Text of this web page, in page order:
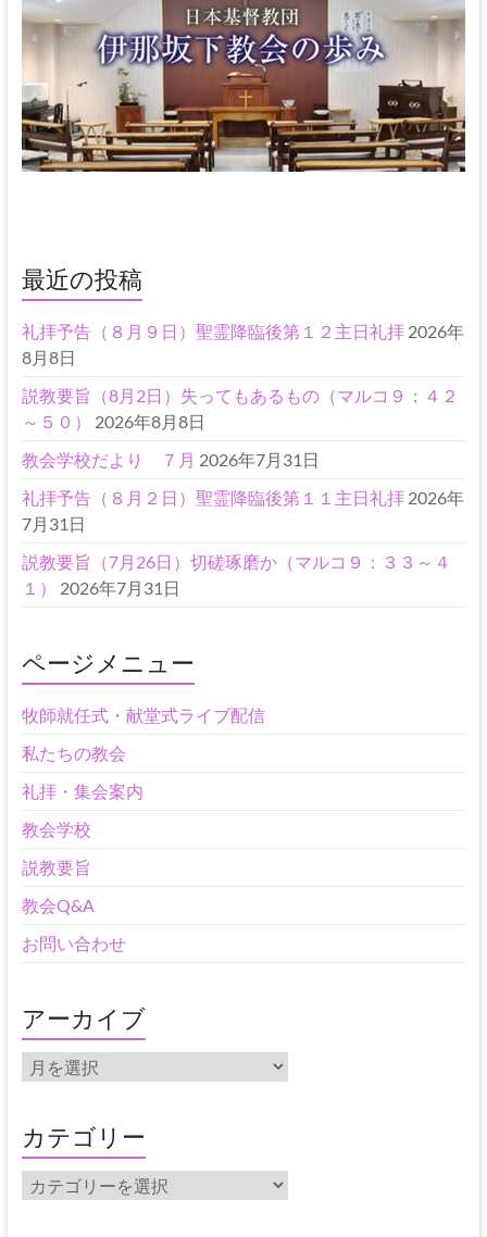
最近の投稿
礼拝予告（８月９日）聖霊降臨後第１２主日礼拝 2026年
8月8日
説教要旨（8月2日）失ってもあるもの（マルコ９：４２
～５０）
2026年8月8日
教会学校だより ７月 2026年7月31日
礼拝予告（８月２日）聖霊降臨後第１１主日礼拝 2026年
7月31日
説教要旨（7月26日）切磋琢磨か（マルコ９：３３～４
１）
2026年7月31日
ページメニュー
牧師就任式・献堂式ライブ配信
私たちの教会
礼拝・集会案内
教会学校
説教要旨
教会Q&A
お問い合わせ
アーカイブ
ア
ー
イ
ブ
カテゴリー
カ
テ